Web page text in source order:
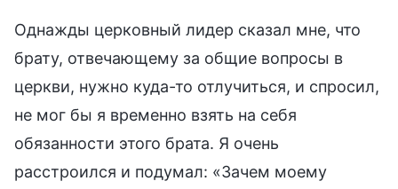
Однажды церковный лидер сказал мне, что
брату, отвечающему за общие вопросы в
церкви, нужно куда-то отлучиться, и спросил,
не мог бы я временно взять на себя
обязанности этого брата. Я очень
расстроился и подумал: «Зачем моему